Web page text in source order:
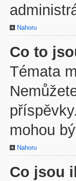
Nahoru
Co to
Témata
mohou
Nahoru
Co jsou